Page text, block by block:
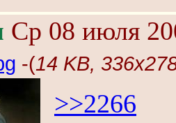
Ср 08 июля
-(14 KB,
>>2266